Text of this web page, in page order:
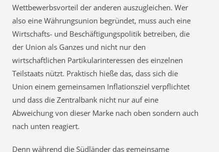
Wettbewerbsvorteil der anderen auszugleichen. Wer
also eine Währungsunion begründet, muss auch eine
Wirtschafts- und Beschäftigungspolitik betreiben, die
der Union als Ganzes und nicht nur den
wirtschaftlichen Partikularinteressen des einzelnen
Teilstaats nützt. Praktisch hieße das, dass sich die
Union einem gemeinsamen Inflationsziel verpflichtet
und dass die Zentralbank nicht nur auf eine
Abweichung von dieser Marke nach oben sondern auch
nach unten reagiert.
Denn während die Südländer das gemeinsame